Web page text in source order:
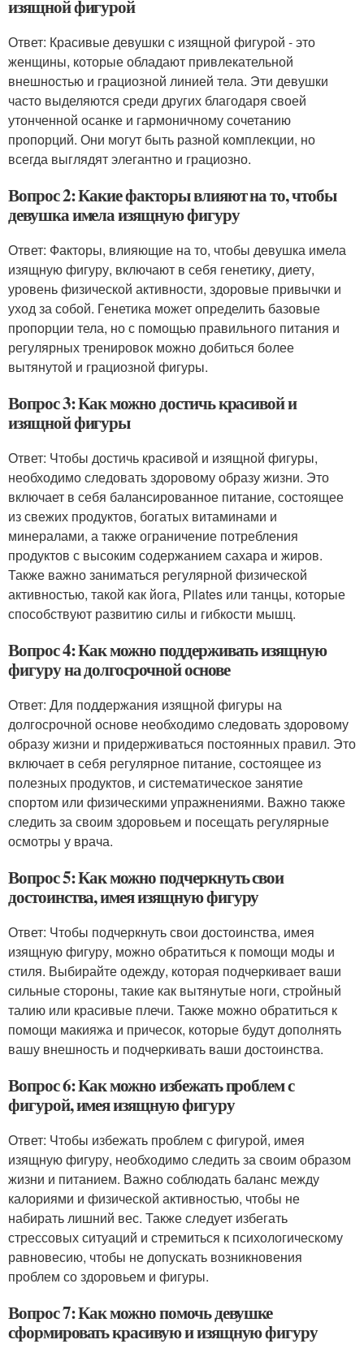
изящной фигурой
Ответ: Красивые девушки с изящной фигурой - это
женщины, которые обладают привлекательной
внешностью и грациозной линией тела. Эти девушки
часто выделяются среди других благодаря своей
утонченной осанке и гармоничному сочетанию
пропорций. Они могут быть разной комплекции, но
всегда выглядят элегантно и грациозно.
Вопрос 2: Какие факторы влияют на то, чтобы
девушка имела изящную фигуру
Ответ: Факторы, влияющие на то, чтобы девушка имела
изящную фигуру, включают в себя генетику, диету,
уровень физической активности, здоровые привычки и
уход за собой. Генетика может определить базовые
пропорции тела, но с помощью правильного питания и
регулярных тренировок можно добиться более
вытянутой и грациозной фигуры.
Вопрос 3: Как можно достичь красивой и
изящной фигуры
Ответ: Чтобы достичь красивой и изящной фигуры,
необходимо следовать здоровому образу жизни. Это
включает в себя балансированное питание, состоящее
из свежих продуктов, богатых витаминами и
минералами, а также ограничение потребления
продуктов с высоким содержанием сахара и жиров.
Также важно заниматься регулярной физической
активностью, такой как йога, Pilates или танцы, которые
способствуют развитию силы и гибкости мышц.
Вопрос 4: Как можно поддерживать изящную
фигуру на долгосрочной основе
Ответ: Для поддержания изящной фигуры на
долгосрочной основе необходимо следовать здоровому
образу жизни и придерживаться постоянных правил. Это
включает в себя регулярное питание, состоящее из
полезных продуктов, и систематическое занятие
спортом или физическими упражнениями. Важно также
следить за своим здоровьем и посещать регулярные
осмотры у врача.
Вопрос 5: Как можно подчеркнуть свои
достоинства, имея изящную фигуру
Ответ: Чтобы подчеркнуть свои достоинства, имея
изящную фигуру, можно обратиться к помощи моды и
стиля. Выбирайте одежду, которая подчеркивает ваши
сильные стороны, такие как вытянутые ноги, стройный
талию или красивые плечи. Также можно обратиться к
помощи макияжа и причесок, которые будут дополнять
вашу внешность и подчеркивать ваши достоинства.
Вопрос 6: Как можно избежать проблем с
фигурой, имея изящную фигуру
Ответ: Чтобы избежать проблем с фигурой, имея
изящную фигуру, необходимо следить за своим образом
жизни и питанием. Важно соблюдать баланс между
калориями и физической активностью, чтобы не
набирать лишний вес. Также следует избегать
стрессовых ситуаций и стремиться к психологическому
равновесию, чтобы не допускать возникновения
проблем со здоровьем и фигуры.
Вопрос 7: Как можно помочь девушке
сформировать красивую и изящную фигуру